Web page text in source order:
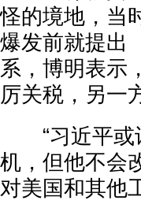
怪的境地，当
爆发前就提出
系，博明表示
厉关税，另一
“习近平或
机，但他不会
对美国和其他